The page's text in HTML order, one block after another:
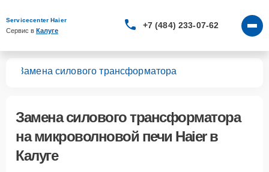
Servicecenter Haier
Сервис в Калуге
+7 (484) 233-07-62
Замена силового трансформатора
Замена силового трансформатора
на микроволновой печи Haier в
Калуге